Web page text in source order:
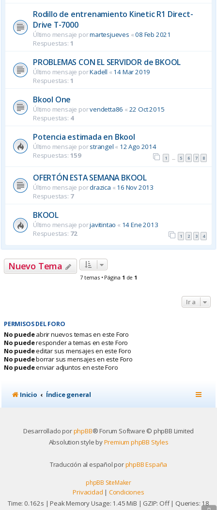
Rodillo de entrenamiento Kinetic R1 Direct-
Drive T-7000
Último mensaje pormartesjueves «08 Feb 2021
Respuestas: 1
PROBLEMAS CON EL SERVIDOR de BKOOL
Último mensaje porKadell « 14 Mar 2019
Respuestas: 1
Bkool One
Último mensaje porvendetta86 « 22 Oct 2015
Respuestas: 4
Potencia estimada en Bkool
Último mensaje porstrangel « 12 Ago 2014
Respuestas: 159 1 … 5 6 7 8
OFERTÓN ESTA SEMANA BKOOL
Último mensaje pordrazica « 16 Nov 2013
Respuestas: 7
BKOOL
Último mensaje porjavitintao « 14 Ene 2013
Respuestas: 72 1 2 3 4
Nuevo Tema
7 temas • Página 1 de 1
Ir a
PERMISOS DEL FORO
No puedeabrir nuevos temas en este Foro
No puederesponder a temas en este Foro
No puedeeditar sus mensajes en este Foro
No puedeborrar sus mensajes en este Foro
No puedeenviar adjuntos en este Foro
Inicio Índice general
Desarrollado porphpBB® Forum Software © phpBB Limited
Absolution style byPremium phpBB Styles
Traducción al español porphpBB España
phpBB SiteMaker
Privacidad | Condiciones
Time: 0.162s | Peak Memory Usage: 1.45 MiB | GZIP: Off | Queries: 18